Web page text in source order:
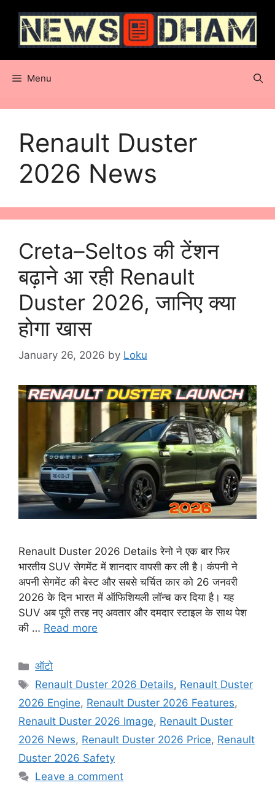
content
Menu
Renault Duster
2026 News
Creta–Seltos की टेंशन
बढ़ाने आ रही Renault
Duster 2026, जानिए क्या
होगा खास
January 26, 2026 by Loku
Renault Duster 2026 Details रेनो ने एक बार फिर
भारतीय SUV सेगमेंट में शानदार वापसी कर ली है। कंपनी ने
अपनी सेगमेंट की बेस्ट और सबसे चर्चित कार को 26 जनवरी
2026 के दिन भारत में ऑफिशियली लॉन्च कर दिया है। यह
SUV अब पूरी तरह नए अवतार और दमदार स्टाइल के साथ पेश
की … Read more
Categories
ऑटो
Tags
Renault Duster 2026 Details, Renault Duster
2026 Engine, Renault Duster 2026 Features,
Renault Duster 2026 Image, Renault Duster
2026 News, Renault Duster 2026 Price, Renault
Duster 2026 Safety
Leave a comment